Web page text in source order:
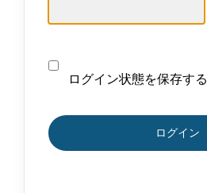
ログイン状態を保存する